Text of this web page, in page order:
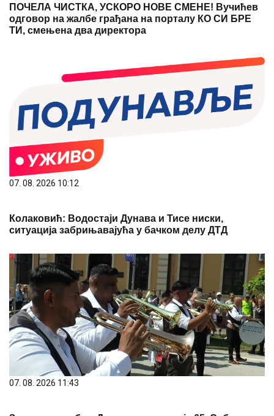
ПОЧЕЛА ЧИСТКА, УСКОРО НОВЕ СМЕНЕ! Вучићев
одговор на жалбе грађана на порталу КО СИ БРЕ
ТИ, смењена два директора
07. 08. 2026 10:12
Колаковић: Водостаји Дунава и Тисе ниски,
ситуација забрињавајућа у бачком делу ДТД
07. 08. 2026 11:43